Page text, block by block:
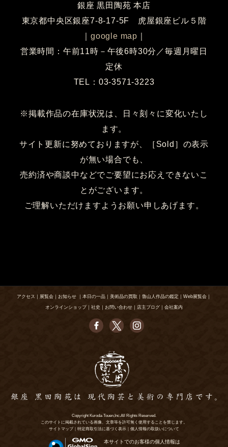
銀座 黒田陶苑 本店
東京都中央区銀座7-8-17-5F 虎屋銀座ビル５階
google map
営業時間：午前11時－午後6時30分／毎週月曜日
定休
TEL：03-3571-3223
※掲載作品の在庫状況は、日々刻々に変化いたし
ます。
サイト更新に努めておりますが、［Sold］の表示
が無い場合でも、
売約済や商談中などでご要望にお応えできないこ
とがございます。
ご理解いただけますようお願い申しあげます。
アクセス ｜ 展覧会 ｜ お知らせ ｜ 本日の一品 ｜ 美術品の買取 ｜ 魯山人作品の鑑定 ｜ Web展覧会 ｜
オンラインショップ｜ 社史 ｜ お問い合わせ ｜ 店主ブログ ｜ 会社案内
Copyright Kuroda-Touen,Inc.All Rights Reserved.
このサイトに掲載されている画像、文章等を許可無く使用することを禁じます。
サイトマップ
特定商取引法に基づく表示 個人情報の取扱いについて
本サイトでのお客様の個人情報は